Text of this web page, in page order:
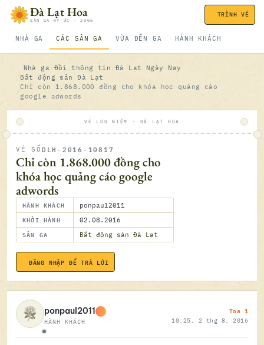
Bỏ qua nội dungĐà Lạt Hoa
SÂN GA KÝ ỨC · 2006
NHÀ GA CÁC SÂN GA VỪA ĐẾN GA HÀNH KHÁCH
TRÌNH VÉ
Nhà ga Đồi thông tin
Đà Lạt Ngày Nay
Bất động sản Đà Lạt
Chỉ còn 1.868.000 đồng cho khóa học quảng cáo
google adwords
VÉ LƯU NIỆM · ĐÀ LẠT HOA
VÉ SỐ DLH-2016-10817
Chỉ còn 1.868.000 đồng cho
khóa học quảng cáo google
adwords
HÀNH KHÁCH ponpaul2011
KHỞI HÀNH 02.08.2016
SÂN GA Bất động sản Đà Lạt
ĐĂNG NHẬP ĐỂ TRẢ LỜI
Ngoại tuyến
ponpaul2011
HÀNH KHÁCH
Toa 1
10:25, 2 thg 8, 2016